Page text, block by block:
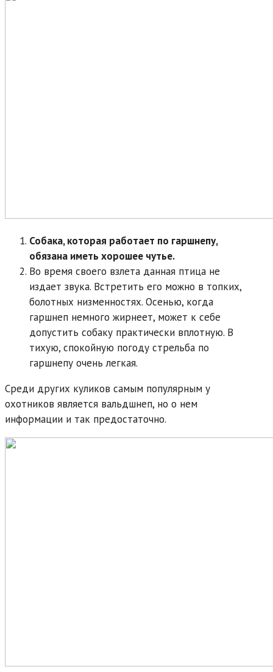
Собака, которая работает по гаршнепу,
обязана иметь хорошее чутье.
Во время своего взлета данная птица не
издает звука. Встретить его можно в топких,
болотных низменностях. Осенью, когда
гаршнеп немного жирнеет, может к себе
допустить собаку практически вплотную. В
тихую, спокойную погоду стрельба по
гаршнепу очень легкая.
Среди других куликов самым популярным у
охотников является вальдшнеп, но о нем
информации и так предостаточно.